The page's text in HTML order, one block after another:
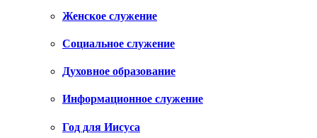
Женское служение
Социальное служение
Духовное образование
Информационное служение
Год для Иисуса